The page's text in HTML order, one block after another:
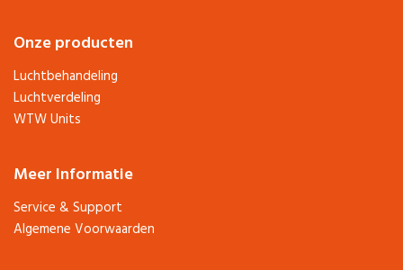
Onze producten
Luchtbehandeling
Luchtverdeling
WTW Units
Meer Informatie
Service & Support
Algemene Voorwaarden